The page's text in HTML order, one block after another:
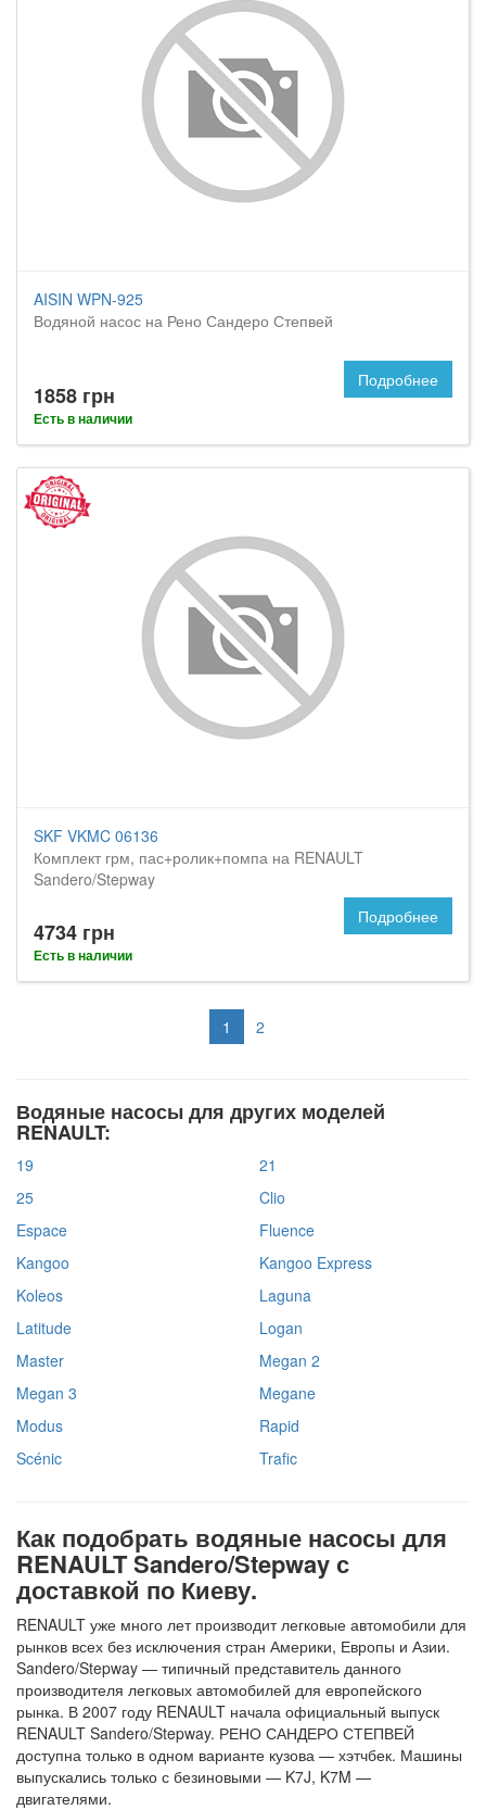
AISIN WPN-925
Водяной насос на Рено Сандеро Степвей
1858 грн
Есть в наличии
Подробнее
SKF VKMC 06136
Комплект грм, пас+ролик+помпа на RENAULT
Sandero/Stepway
4734 грн
Есть в наличии
Подробнее
1 2
Водяные насосы для других моделей
RENAULT:
19
21
25
Clio
Espace
Fluence
Kangoo
Kangoo Express
Koleos
Laguna
Latitude
Logan
Master
Megan 2
Megan 3
Megane
Modus
Rapid
Scénic
Trafic
Как подобрать водяные насосы для
RENAULT Sandero/Stepway с
доставкой по Киеву.
RENAULT уже много лет производит легковые автомобили для
рынков всех без исключения стран Америки, Европы и Азии.
Sandero/Stepway — типичный представитель данного
производителя легковых автомобилей для европейского
рынка. В 2007 году RENAULT начала официальный выпуск
RENAULT Sandero/Stepway. РЕНО САНДЕРО СТЕПВЕЙ
доступна только в одном варианте кузова — хэтчбек. Машины
выпускались только с безиновыми — K7J, K7M —
двигателями.